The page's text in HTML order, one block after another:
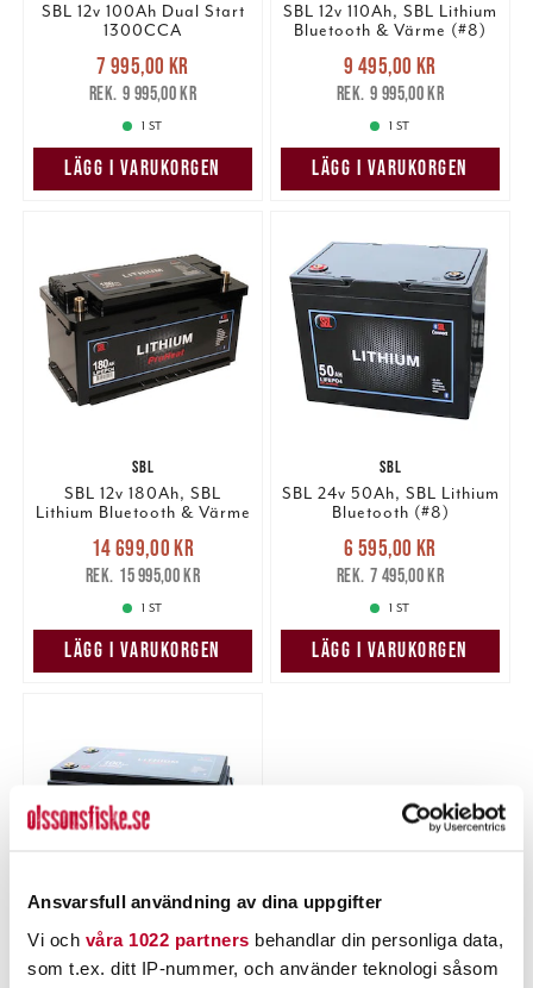
Ansvarsfull användning av dina uppgifter
Vi och våra 1022 partners behandlar din personliga data,
som t.ex. ditt IP-nummer, och använder teknologi såsom
SBL 12v 100Ah Dual Start
1300CCA
Nuvarande pris
7 995,00 krTidigare pris
9 995,00 kr
7 995,00 kr
9 995,00 kr
1 ST
LÄGG I VARUKORGEN
SBL 12v 110Ah, SBL Lithium
Bluetooth & Värme (#8)
Nuvarande pris
9 495,00 krTidigare pris
9 995,00 kr
9 495,00 kr
9 995,00 kr
1 ST
LÄGG I VARUKORGEN
SBL
SBL 12v 180Ah, SBL
Lithium Bluetooth & Värme
Nuvarande pris
14 699,00 krTidigare pris
15 995,00 kr
14 699,00 kr
15 995,00 kr
1 ST
LÄGG I VARUKORGEN
SBL
SBL 24v 50Ah, SBL Lithium
Bluetooth (#8)
Nuvarande pris
6 595,00 krTidigare pris
7 495,00 kr
6 595,00 kr
7 495,00 kr
1 ST
LÄGG I VARUKORGEN
SBL
SBL 24v 100Ah, SBL